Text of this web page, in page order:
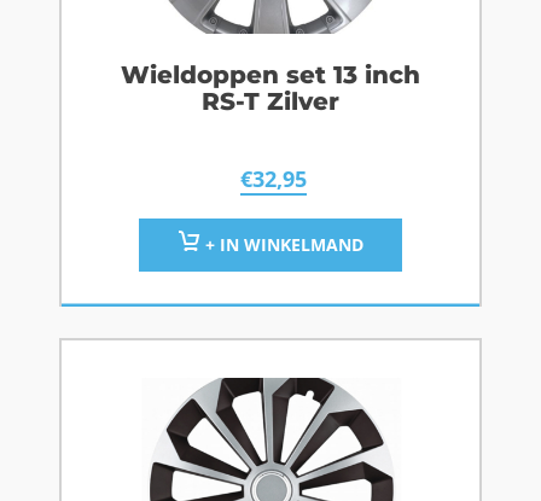
Wieldoppen set 13 inch
RS-T Zilver
€32,95
+ IN WINKELMAND